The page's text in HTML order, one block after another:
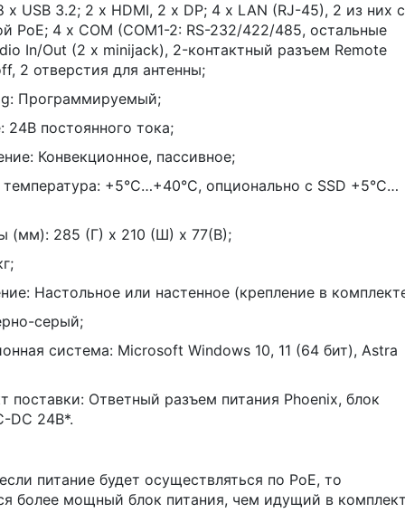
x USB 3.2; 2 x HDMI, 2 x DP; 4 x LAN (RJ-45), 2 из них с
PoE; 4 x COM (COM1-2: RS-232/422/485, остальные
In/Out (2 x minijack), 2-контактный разъем Remote
2 отверстия для антенны;
Программируемый;
24В постоянного тока;
Конвекционное, пассивное;
температура: +5°C…+40°C, опционально с SSD +5°C…
(мм): 285 (Г) х 210 (Ш) х 77(В);
Настольное или настенное (крепление в
серый;
система: Microsoft Windows 10, 11 (64 бит), Astra
поставки: Ответный разъем питания Phoenix, блок
DC 24В*.
питание будет осуществляться по PoE, то
более мощный блок питания, чем идущий в